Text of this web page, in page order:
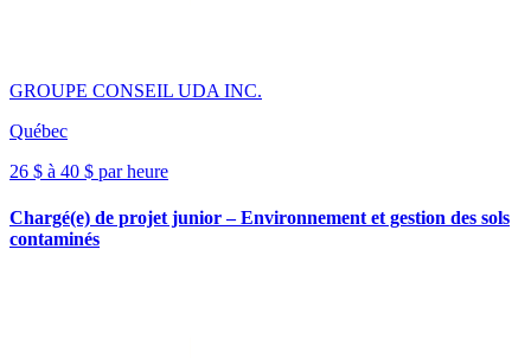
GROUPE CONSEIL UDA INC.
Québec
26 $ à 40 $ par heure
Chargé(e) de projet junior – Environnement et gestion des sols
contaminés